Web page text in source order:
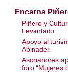
Encarna
Piñero y
Levantado
Apoyo al
Abinader
Asonahores
foro “Mujeres